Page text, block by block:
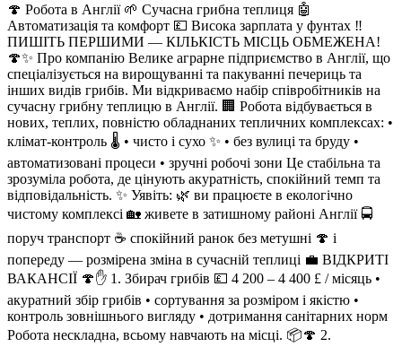
🍄 Робота в Англії 🌱 Сучасна грибна теплиця 🤖
Автоматизація та комфорт 💷 Висока зарплата у фунтах ‼️
ПИШІТЬ ПЕРШИМИ — КІЛЬКІСТЬ МІСЦЬ ОБМЕЖЕНА!
🍄✨ Про компанію Велике аграрне підприємство в Англії, що
спеціалізується на вирощуванні та пакуванні печериць та
інших видів грибів. Ми відкриваємо набір співробітників на
сучасну грибну теплицю в Англії. 🏢 Робота відбувається в
нових, теплих, повністю обладнаних тепличних комплексах: •
клімат-контроль 🌡 • чисто і сухо ✨ • без вулиці та бруду •
автоматизовані процеси • зручні робочі зони Це стабільна та
зрозуміла робота, де цінують акуратність, спокійний темп та
відповідальність. ✨ Уявіть: 🌿 ви працюєте в екологічно
чистому комплексі 🏡 живете в затишному районі Англії 🚍
поруч транспорт ☕️ спокійний ранок без метушні 🍄 і
попереду — розмірена зміна в сучасній теплиці 💼 ВІДКРИТІ
ВАКАНСІЇ 🍄✋ 1. Збирач грибів 💷 4 200 – 4 400 £ / місяць •
акуратний збір грибів • сортування за розміром і якістю •
контроль зовнішнього вигляду • дотримання санітарних норм
Робота нескладна, всьому навчають на місці. 📦🍄 2.